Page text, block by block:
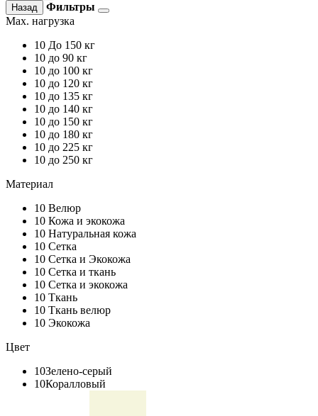
Назад
Фильтры
Max. нагрузка
10 До 150 кг
10 до 90 кг
10 до 100 кг
10 до 120 кг
10 до 135 кг
10 до 140 кг
10 до 150 кг
10 до 180 кг
10 до 225 кг
10 до 250 кг
Материал
10 Велюр
10 Кожа и экокожа
10 Натуральная кожа
10 Сетка
10 Сетка и Экокожа
10 Сетка и ткань
10 Сетка и экокожа
10 Ткань
10 Ткань велюр
10 Экокожа
Цвет
10Зелено-серый
10Коралловый